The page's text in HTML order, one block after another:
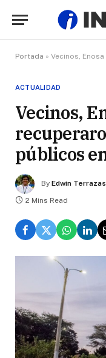
Portada » Vecinos, Enosa y
ACTUALIDAD
Vecinos,
públicos
By Edwin
2 Mins Read